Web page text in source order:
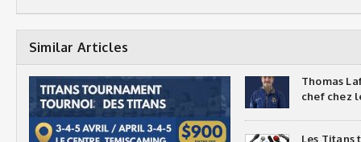
Similar Articles
Thomas
chef chez
Les Titans